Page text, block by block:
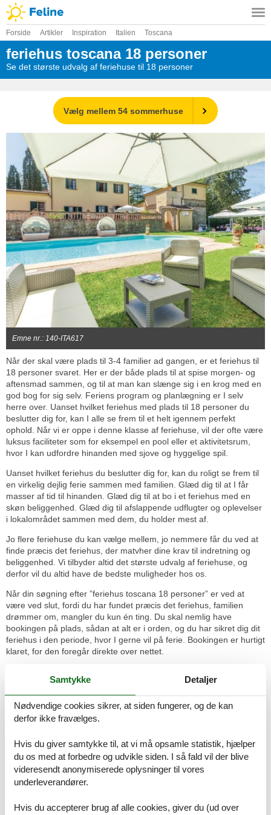
Forside Artikler Inspiration Italien Toscana
feriehus toscana 18 personer
Se det største udvalg af feriehuse til 18 personer
Vælg mellem 54 sommerhuse
Emne nr.: 140-ITA617
Når der skal være plads til 3-4 familier ad gangen, er et feriehus til
18 personer svaret. Her er der både plads til at spise morgen- og
aftensmad sammen, og til at man kan slænge sig i en krog med en
god bog for sig selv. Feriens program og planlægning er I selv
herre over. Uanset hvilket feriehus med plads til 18 personer du
beslutter dig for, kan I alle se frem til et helt igennem perfekt
ophold. Når vi er oppe i denne klasse af feriehuse, vil der ofte være
luksus faciliteter som for eksempel en pool eller et aktivitetsrum,
hvor I kan udfordre hinanden med sjove og hyggelige spil.
Uanset hvilket feriehus du beslutter dig for, kan du roligt se frem til
en virkelig dejlig ferie sammen med familien. Glæd dig til at I får
masser af tid til hinanden. Glæd dig til at bo i et feriehus med en
skøn beliggenhed. Glæd dig til afslappende udflugter og oplevelser
i lokalområdet sammen med dem, du holder mest af.
Jo flere feriehuse du kan vælge mellem, jo nemmere får du ved at
finde præcis det feriehus, der matvher dine krav til indretning og
beliggenhed. Vi tilbyder altid det største udvalg af feriehuse, og
derfor vil du altid have de bedste muligheder hos os.
Når din søgning efter ”feriehus toscana 18 personer” er ved at
være ved slut, fordi du har fundet præcis det feriehus, familien
drømmer om, mangler du kun én ting. Du skal nemlig have
bookingen på plads, sådan at alt er i orden, og du har sikret dig dit
feriehus i den periode, hvor I gerne vil på ferie. Bookingen er hurtigt
klaret, for den foregår direkte over nettet.
Ferieoplevelserne venter - se hvad I
bl.a. kan opleve:
Midt i den storslåede natur med skovklædte bjerge ligger den
idylliske landsby Caprese Michelangelo.
Landskabsmæssigt har området rundt om Colle di Val d´Elsa en
masse at tilbyde. Den yndefulde bjergkæde, Montagnola Senese,
ligger praktisk talt lige op ad byen. De smukke dale ved Elsa ligger
heller ikke langt fra Colle di Val d´Elsa.
Serravalle Park. Her finder I en dam med ænder og skildpadder
Samtykke Detaljer
Nødvendige cookies sikrer, at siden fungerer, og de kan
derfor ikke fravælges.
Hvis du giver samtykke til, at vi må opsamle statistik, hjælper
du os med at forbedre og udvikle siden. I så fald vil der blive
videresendt anonymiserede oplysninger til vores
underleverandører.
Hvis du accepterer brug af alle cookies, giver du (ud over